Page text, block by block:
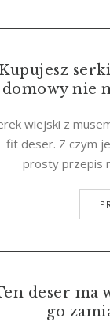
domowy nie
wiejski z
fit deser. Z czym
prosty przepis
deser ma
go